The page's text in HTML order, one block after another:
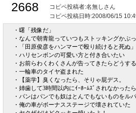
2668
コピペ投稿者:名無しさん
コピペ投稿日時:2008/06/15
・曙「残像だ」
・なんで朝青龍っていつもストッキングかぶ
・「田原俊彦をハンマーで殴り続けると死ぬ」
・ハリセンボンの可愛い方と付き合いたい
・お前らわくわくさんが告ってきたらどうす
・一輪車のタイヤ盗まれた
・【薬学】臭くなったら、そりゃ屁デス。
・姉歯して3時間以内にｲｰﾎｰﾑｽﾞされなかった
・パンはパンでも奴はとんでもないものをル
・俺の車がボーナスステージで壊されていた